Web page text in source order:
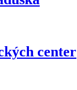
center